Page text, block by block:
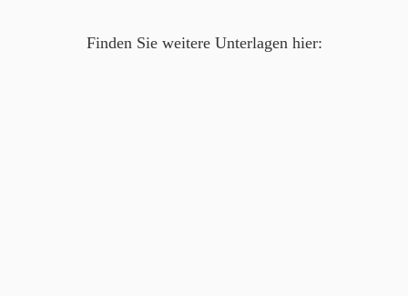
Finden Sie weitere Unterlagen hier: